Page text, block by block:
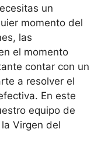
un
momento del
las
el momento
contar con un
a resolver el
En este
equipo de
Virgen del